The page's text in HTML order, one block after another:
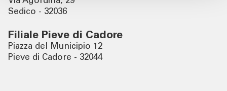
Sedico - 32036
Filiale Pieve di Cadore
Piazza del Municipio 12
Pieve di Cadore - 32044